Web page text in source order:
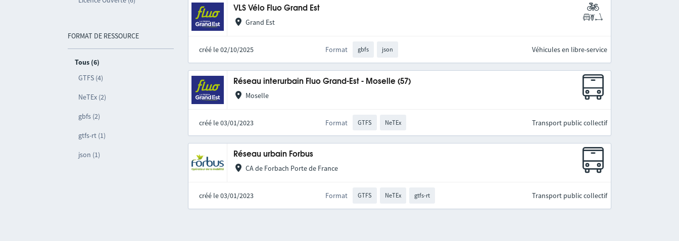
FORMAT DE RESSOURCE
Tous (6)
GTFS (4)
NeTEx (2)
gbfs (2)
gtfs-rt (1)
json (1)
VLS Vélo Fluo Grand Est
Grand Est
créé le 02/10/2025 Format gbfs json Véhicules en libre-service
Réseau interurbain Fluo Grand-Est - Moselle (57)
Moselle
créé le 03/01/2023 Format GTFS NeTEx Transport public collectif
Réseau urbain Forbus
CA de Forbach Porte de France
créé le 03/01/2023 Format GTFS NeTEx gtfs-rt Transport public collectif